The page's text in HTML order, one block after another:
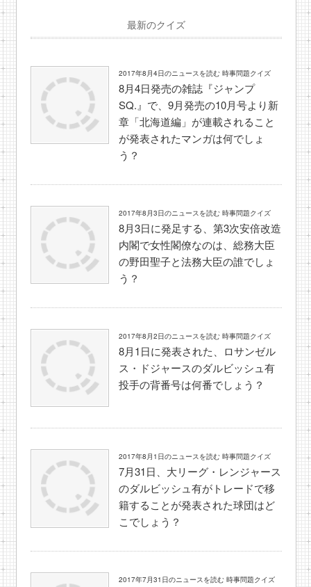
最新のクイズ
2017年8月4日のニュースを読む 時事問題クイズ
8月4日発売の雑誌『ジャンプ
SQ.』で、9月発売の10月号より新
章「北海道編」が連載されること
が発表されたマンガは何でしょ
う？
2017年8月3日のニュースを読む 時事問題クイズ
8月3日に発足する、第3次安倍改造
内閣で女性閣僚なのは、総務大臣
の野田聖子と法務大臣の誰でしょ
う？
2017年8月2日のニュースを読む 時事問題クイズ
8月1日に発表された、ロサンゼル
ス・ドジャースのダルビッシュ有
投手の背番号は何番でしょう？
2017年8月1日のニュースを読む 時事問題クイズ
7月31日、大リーグ・レンジャース
のダルビッシュ有がトレードで移
籍することが発表された球団はど
こでしょう？
2017年7月31日のニュースを読む 時事問題クイズ